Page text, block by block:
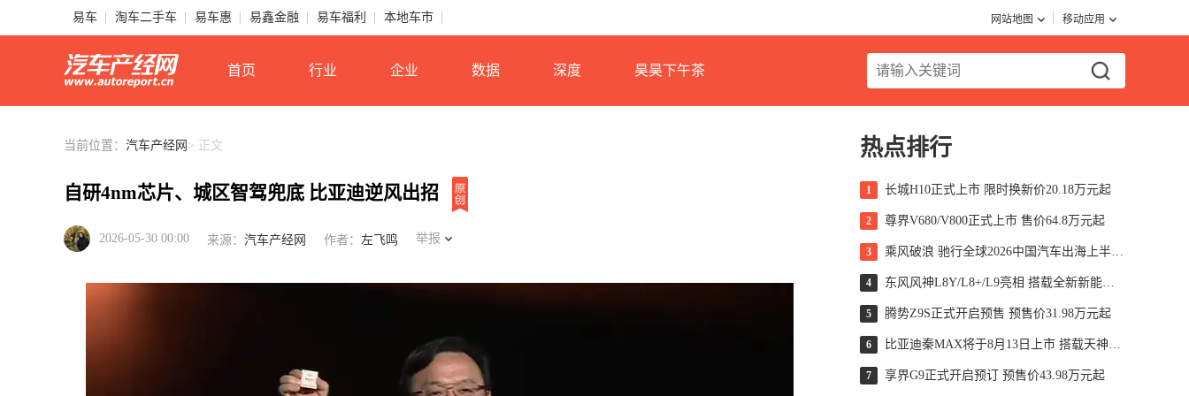
易车 淘车二手车 易车惠 易鑫金融 易车福利 本地车市 网站地图 移动应用
首页 行业 企业 数据 深度 昊昊下午茶
当前位置： 汽车产经网 > 正文
自研4nm芯片、城区智驾兜底 比亚迪逆风出招
2026-05-30 00:00 来源： 汽车产经网 作者： 左飞鸣 举报
热点排行
1 长城H10正式上市 限时换新价20.18万元起
2 尊界V680/V800正式上市 售价64.8万元起
3 乘风破浪 驰行全球2026中国汽车出海上半年洞察报告
4 东风风神L8Y/L8+/L9亮相 搭载全新新能源技术
5 腾势Z9S正式开启预售 预售价31.98万元起
6 比亚迪秦MAX将于8月13日上市 搭载天神之眼B/闪充技术
7 享界G9正式开启预订 预售价43.98万元起